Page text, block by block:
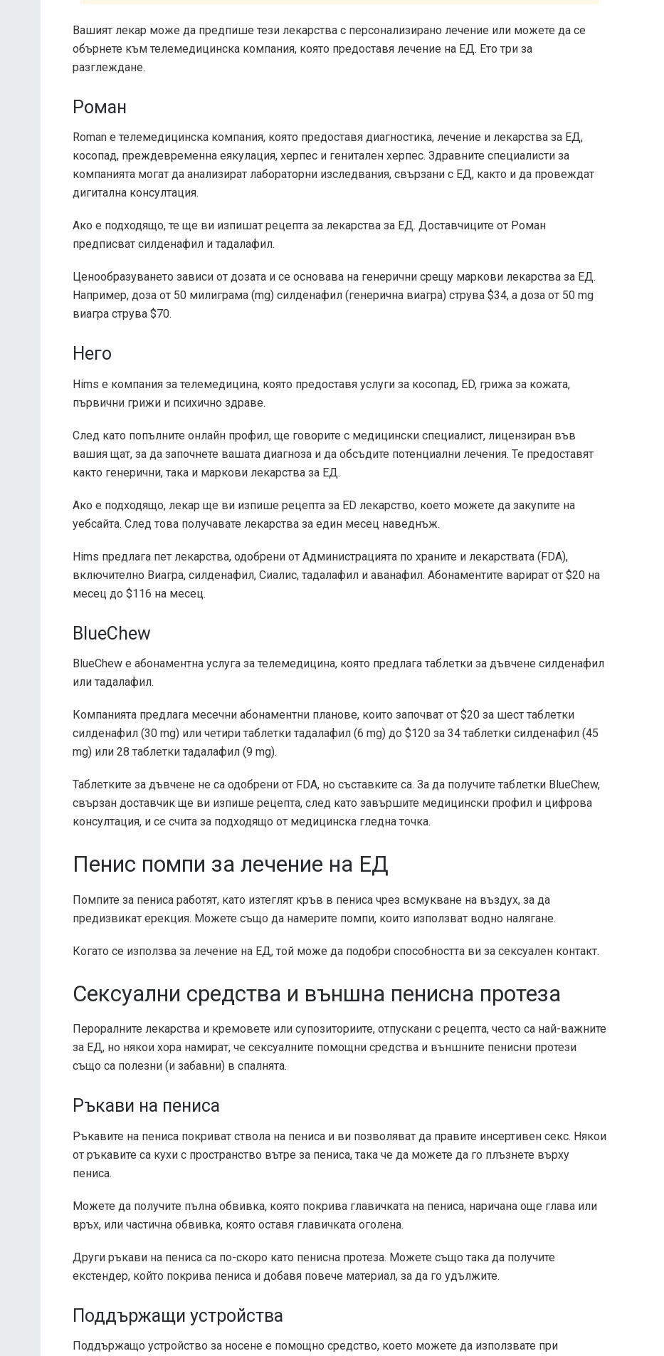
Вашият лекар може да предпише тези лекарства с персонализирано лечение или можете да се
обърнете към телемедицинска компания, която предоставя лечение на ЕД. Ето три за
разглеждане.
Роман
Roman е телемедицинска компания, която предоставя диагностика, лечение и лекарства за ЕД,
косопад, преждевременна еякулация, херпес и генитален херпес. Здравните специалисти за
компанията могат да анализират лабораторни изследвания, свързани с ЕД, както и да провеждат
дигитална консултация.
Ако е подходящо, те ще ви изпишат рецепта за лекарства за ЕД. Доставчиците от Роман
предписват силденафил и тадалафил.
Ценообразуването зависи от дозата и се основава на генерични срещу маркови лекарства за ЕД.
Например, доза от 50 милиграма (mg) силденафил (генерична виагра) струва $34, а доза от 50 mg
виагра струва $70.
Него
Hims е компания за телемедицина, която предоставя услуги за косопад, ED, грижа за кожата,
първични грижи и психично здраве.
След като попълните онлайн профил, ще говорите с медицински специалист, лицензиран във
вашия щат, за да започнете вашата диагноза и да обсъдите потенциални лечения. Те предоставят
както генерични, така и маркови лекарства за ЕД.
Ако е подходящо, лекар ще ви изпише рецепта за ED лекарство, което можете да закупите на
уебсайта. След това получавате лекарства за един месец наведнъж.
Hims предлага пет лекарства, одобрени от Администрацията по храните и лекарствата (FDA),
включително Виагра, силденафил, Сиалис, тадалафил и аванафил. Абонаментите варират от $20 на
месец до $116 на месец.
BlueChew
BlueChew е абонаментна услуга за телемедицина, която предлага таблетки за дъвчене силденафил
или тадалафил.
Компанията предлага месечни абонаментни планове, които започват от $20 за шест таблетки
силденафил (30 mg) или четири таблетки тадалафил (6 mg) до $120 за 34 таблетки силденафил (45
mg) или 28 таблетки тадалафил (9 mg).
Таблетките за дъвчене не са одобрени от FDA, но съставките са. За да получите таблетки BlueChew,
свързан доставчик ще ви изпише рецепта, след като завършите медицински профил и цифрова
консултация, и се счита за подходящо от медицинска гледна точка.
Пенис помпи за лечение на ЕД
Помпите за пениса работят, като изтеглят кръв в пениса чрез всмукване на въздух, за да
предизвикат ерекция. Можете също да намерите помпи, които използват водно налягане.
Когато се използва за лечение на ЕД, той може да подобри способността ви за сексуален контакт.
Сексуални средства и външна пенисна протеза
Пероралните лекарства и кремовете или супозиториите, отпускани с рецепта, често са най-важните
за ЕД, но някои хора намират, че сексуалните помощни средства и външните пенисни протези
също са полезни (и забавни) в спалнята.
Ръкави на пениса
Ръкавите на пениса покриват ствола на пениса и ви позволяват да правите инсертивен секс. Някои
от ръкавите са кухи с пространство вътре за пениса, така че да можете да го плъзнете върху
пениса.
Можете да получите пълна обвивка, която покрива главичката на пениса, наричана още глава или
връх, или частична обвивка, която оставя главичката оголена.
Други ръкави на пениса са по-скоро като пенисна протеза. Можете също така да получите
екстендер, който покрива пениса и добавя повече материал, за да го удължите.
Поддържащи устройства
Поддържащо устройство за носене е помощно средство, което можете да използвате при